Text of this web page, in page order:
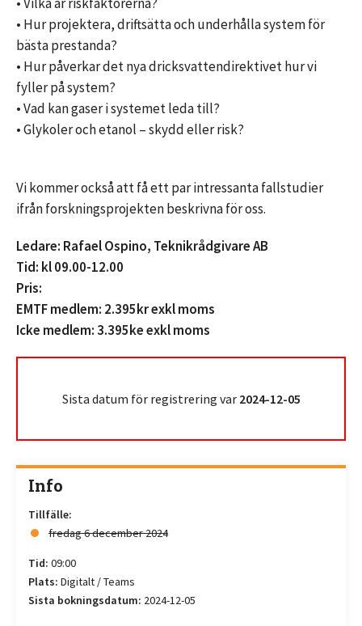
• Hur projektera, driftsätta och underhålla system för
bästa prestanda?
• Hur påverkar det nya dricksvattendirektivet hur vi
fyller på system?
• Vad kan gaser i systemet leda till?
• Glykoler och etanol – skydd eller risk?
Vi kommer också att få ett par intressanta fallstudier
ifrån forskningsprojekten beskrivna för oss.
Ledare: Rafael Ospino, Teknikrådgivare AB
Tid: kl 09.00-12.00
Pris:
EMTF medlem: 2.395kr exkl moms
Icke medlem: 3.395ke exkl moms
Sista datum för registrering var 2024-12-05
Info
Tillfälle:
fredag 6 december 2024
Tid: 09:00
Plats: Digitalt / Teams
Sista bokningsdatum: 2024-12-05